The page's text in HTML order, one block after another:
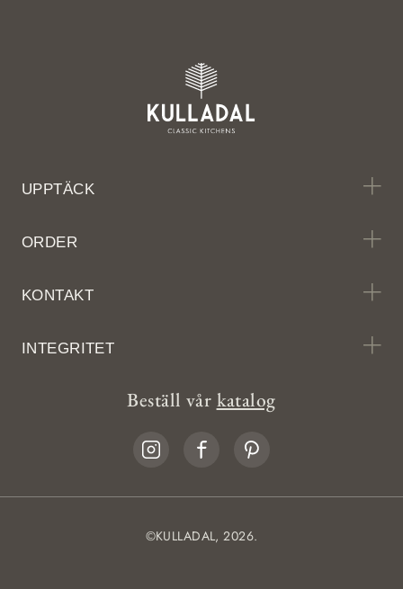
UPPTÄCK
ORDER
KONTAKT
INTEGRITET
Beställ vår katalog
©KULLADAL, 2026.